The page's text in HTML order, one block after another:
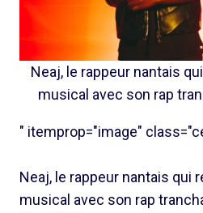
Neaj, le rappeur nantais
musical avec son rap
" itemprop="image"
Neaj, le rappeur nantais qui
musical avec son rap